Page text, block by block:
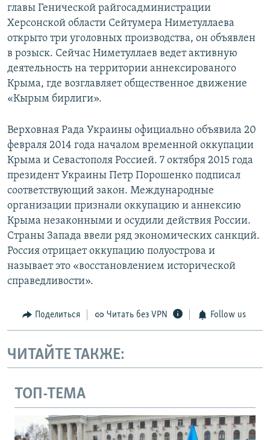
главы Генической райгосадминистрации
Херсонской области Сейтумера Ниметуллаева
открыто три уголовных производства, он объявлен
в розыск. Сейчас Ниметуллаев ведет активную
деятельность на территории аннексированого
Крыма, где возглавляет общественное движение
«Кырым бирлиги».
Верховная Рада Украины официально объявила 20
февраля 2014 года началом временной оккупации
Крыма и Севастополя Россией. 7 октября 2015 года
президент Украины Петр Порошенко подписал
соответствующий закон. Международные
организации признали оккупацию и аннексию
Крыма незаконными и осудили действия России.
Страны Запада ввели ряд экономических санкций.
Россия отрицает оккупацию полуострова и
называет это «восстановлением исторической
справедливости».
Поделиться Читать без VPN Follow us
ЧИТАЙТЕ ТАКЖЕ:
ТОП-ТЕМА